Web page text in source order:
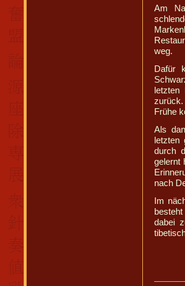
Am
weg.
Dafür
zurück.
Frühe
Als
letzten
durch
gelernt
nach
Im
dabei